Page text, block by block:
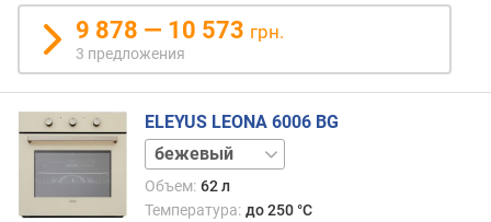
т
а
д
л
я
в
с
р
а
9 878 — 10 573 грн.
3 предложения
ELEYUS LEONA 6006 BG
нержавейка
черный
Объем: 62 л
Температура: до 250 °C